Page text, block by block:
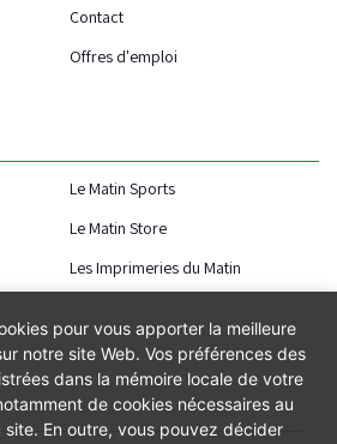
Contact
Offres d'emploi
Le Matin Sports
Le Matin Store
Les Imprimeries du Matin
pour vous apporter la meilleure
notre site Web. Vos préférences des
dans la mémoire locale de votre
de cookies nécessaires au
En outre, vous pouvez décider